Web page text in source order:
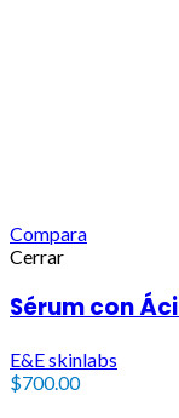
Compara
Cerrar
Sérum con
E&E skinlabs
$700.00